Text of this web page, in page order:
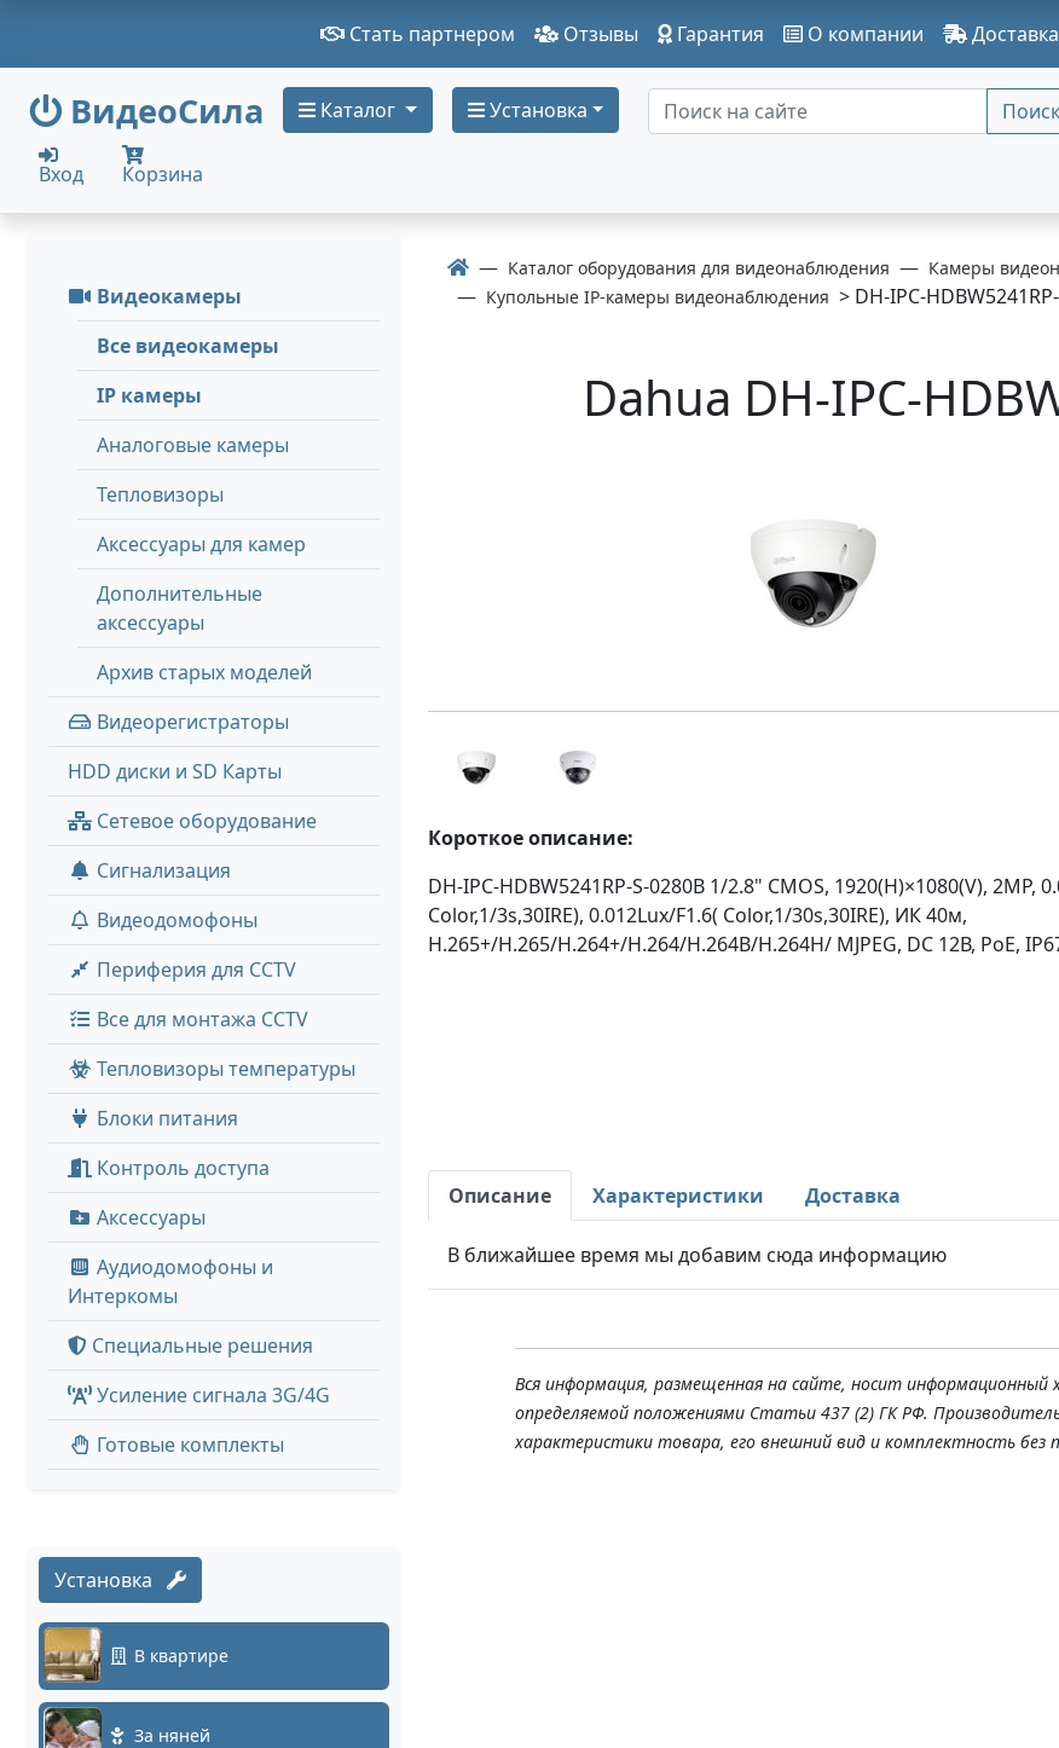
Стать партнером Отзывы Гарантия О компании Доставка
ВидеоСила Каталог Установка Поиск
Вход Корзина
Видеокамеры
Все видеокамеры
IP камеры
Аналоговые камеры
Тепловизоры
Аксессуары для камер
Дополнительные
аксессуары
Архив старых моделей
Видеорегистраторы
HDD диски и SD Карты
Сетевое оборудование
Сигнализация
Видеодомофоны
Периферия для CCTV
Все для монтажа CCTV
Тепловизоры температуры
Блоки питания
Контроль доступа
Аксессуары
Аудиодомофоны и
Интеркомы
Специальные решения
Усиление сигнала 3G/4G
Готовые комплекты
Установка
В квартире
За няней
Каталог оборудования для видеонаблюдения Камеры
Купольные IP-камеры видеонаблюдения > DH-IPC-
Dahua DH-IPC-
Короткое описание:
DH-IPC-HDBW5241RP-S-0280B 1/2.8" CMOS, 1920(H)×1080(V), 2MP,
Color,1/3s,30IRE), 0.012Lux/F1.6( Color,1/30s,30IRE), ИК 40м,
H.265+/H.265/H.264+/H.264/H.264B/H.264H/ MJPEG, DC 12В, PoE,
Описание Характеристики Доставка
В ближайшее время мы добавим сюда информацию
Вся информация, размещенная на сайте, носит информационный
определяемой положениями Статьи 437 (2) ГК РФ.
характеристики товара, его внешний вид и комплектность без